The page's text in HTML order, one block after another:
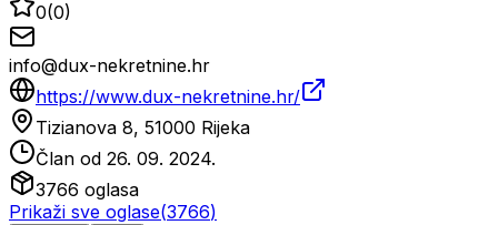
0(0)
info@dux-nekretnine.hr
https://www.dux-nekretnine.hr/
Tizianova 8, 51000 Rijeka
Član od 26. 09. 2024.
3766 oglasa
Prikaži sve oglase(3766)